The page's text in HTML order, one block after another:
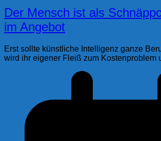
Der Mensch ist als
im Angebot
Erst sollte künstliche Intelligenz ganze
wird ihr eigener Fleiß zum Kostenproblem